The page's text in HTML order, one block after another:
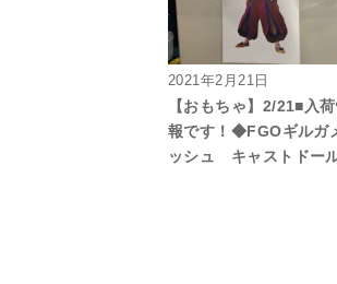
2021年2月21日
【おもちゃ】2/21■入
報です！◆FGOギルガ
ッシュ キャストドー